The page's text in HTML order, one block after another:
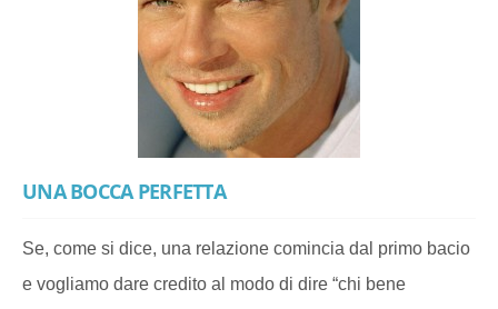
UNA BOCCA PERFETTA
Se, come si dice, una relazione comincia dal primo bacio
e vogliamo dare credito al modo di dire “chi bene